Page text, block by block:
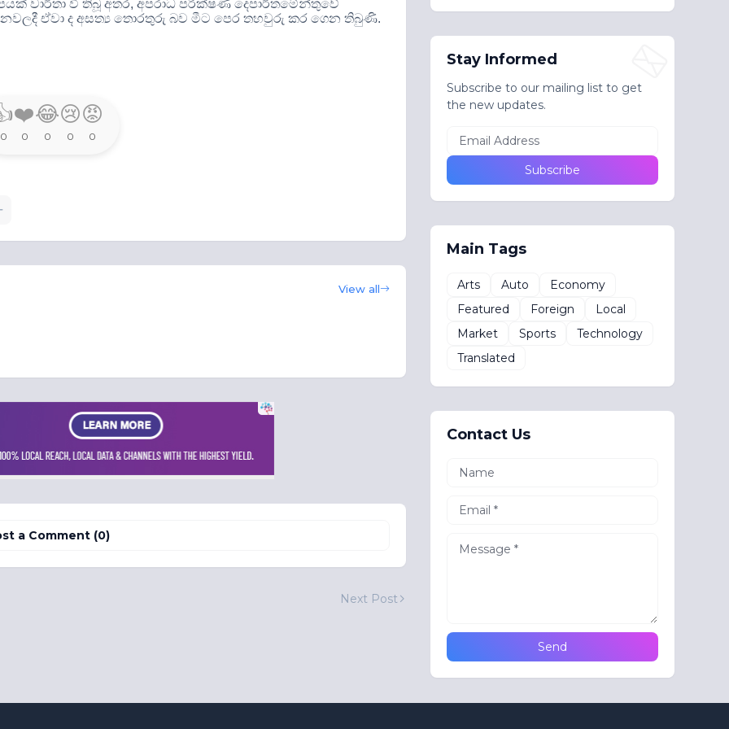
වාර්තා වී තිබූ අතර,අපරාධ පරීක්ෂණ දෙපාර්තමේන්තුවේ
ඒවා ද අසත්‍ය තොරතුරු බව මීට පෙර තහවුරු කර ගෙන තිබුණි.
0
❤️
0
😂
0
😢
0
😡
0
View all
a Comment (0)
Next Post
Stay Informed
Subscribe to our mailing list to get
the new updates.
Main Tags
Arts Auto
Economy
Featured
Foreign
Local
Market
Sports
Technology
Translated
Contact Us